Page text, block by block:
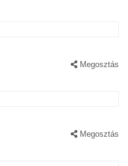
Megosztás
Megosztás